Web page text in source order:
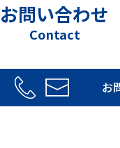
お問い合わせ
Contact
お